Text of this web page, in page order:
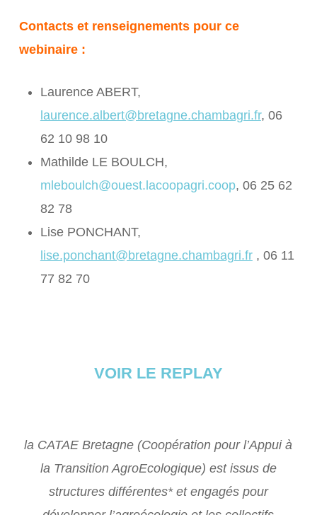
Contacts et renseignements pour ce
webinaire :
Laurence ABERT,
laurence.albert@bretagne.chambagri.fr, 06
62 10 98 10
Mathilde LE BOULCH,
mleboulch@ouest.lacoopagri.coop, 06 25 62
82 78
Lise PONCHANT,
lise.ponchant@bretagne.chambagri.fr, 06 11
77 82 70
VOIR LE REPLAY
la CATAE Bretagne (Coopération pour l’Appui à
la Transition AgroEcologique) est issus de
structures différentes* et engagés pour